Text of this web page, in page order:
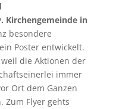
Kirchengemeinde in
besondere
Poster entwickelt.
die Aktionen der
immer
Ort dem Ganzen
Zum Flyer gehts